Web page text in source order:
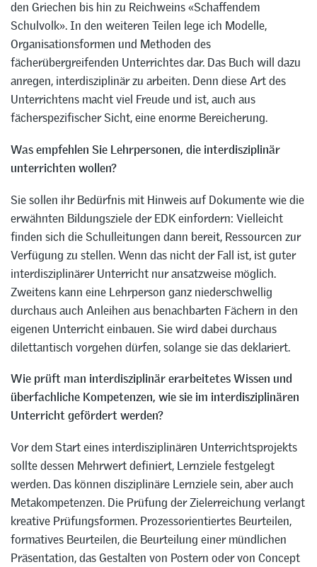
den Griechen bis hin zu Reichweins «Schaffendem
Schulvolk». In den weiteren Teilen lege ich Modelle,
Organisationsformen und Methoden des
fächerübergreifenden Unterrichtes dar. Das Buch will dazu
anregen, interdisziplinär zu arbeiten. Denn diese Art des
Unterrichtens macht viel Freude und ist, auch aus
fächerspezifischer Sicht, eine enorme Bereicherung.
Was empfehlen Sie Lehrpersonen, die interdisziplinär
unterrichten wollen?
Sie sollen ihr Bedürfnis mit Hinweis auf Dokumente wie die
erwähnten Bildungsziele der EDK einfordern: Vielleicht
finden sich die Schulleitungen dann bereit, Ressourcen zur
Verfügung zu stellen. Wenn das nicht der Fall ist, ist guter
interdisziplinärer Unterricht nur ansatzweise möglich.
Zweitens kann eine Lehrperson ganz niederschwellig
durchaus auch Anleihen aus benachbarten Fächern in den
eigenen Unterricht einbauen. Sie wird dabei durchaus
dilettantisch vorgehen dürfen, solange sie das deklariert.
Wie prüft man interdisziplinär erarbeitetes Wissen und
überfachliche Kompetenzen, wie sie im interdisziplinären
Unterricht gefördert werden?
Vor dem Start eines interdisziplinären Unterrichtsprojekts
sollte dessen Mehrwert definiert, Lernziele festgelegt
werden. Das können disziplinäre Lernziele sein, aber auch
Metakompetenzen. Die Prüfung der Zielerreichung verlangt
kreative Prüfungsformen. Prozessorientiertes Beurteilen,
formatives Beurteilen, die Beurteilung einer mündlichen
Präsentation, das Gestalten von Postern oder von Concept